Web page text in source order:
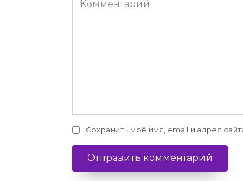
Сохранить моё имя, email и адрес